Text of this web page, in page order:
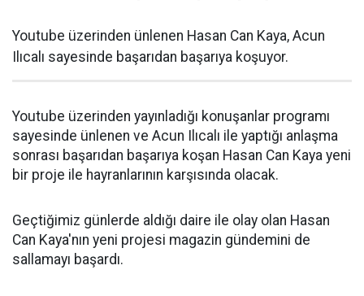
Youtube üzerinden ünlenen Hasan Can Kaya, Acun
Ilıcalı sayesinde başarıdan başarıya koşuyor.
Youtube üzerinden yayınladığı konuşanlar programı
sayesinde ünlenen ve Acun Ilıcalı ile yaptığı anlaşma
sonrası başarıdan başarıya koşan Hasan Can Kaya yeni
bir proje ile hayranlarının karşısında olacak.
Geçtiğimiz günlerde aldığı daire ile olay olan Hasan
Can Kaya'nın yeni projesi magazin gündemini de
sallamayı başardı.